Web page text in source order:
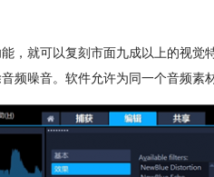
，就可以复刻市面九成以上的视
频噪音。软件允许为同一个音频素